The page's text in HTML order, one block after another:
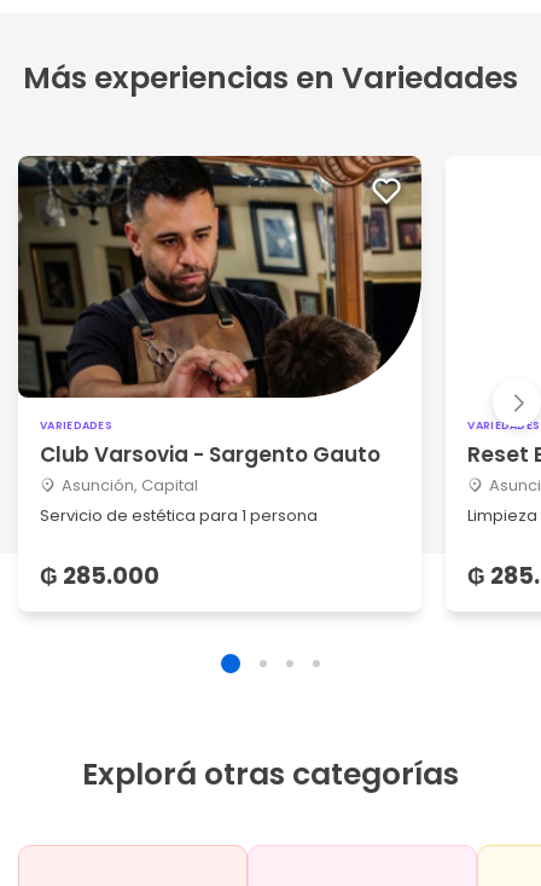
Más experiencias en Variedades
VARIEDADES
Club Varsovia - Sargento Gauto
Asunción, Capital
Servicio de estética para 1 persona
₲ 285.000
VARIEDADES
Reset
₲
Explorá otras categorías